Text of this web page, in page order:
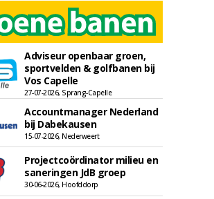
Adviseur openbaar groen,
sportvelden & golfbanen bij
Vos Capelle
27-07-2026, Sprang-Capelle
Accountmanager Nederland
bij Dabekausen
15-07-2026, Nederweert
Projectcoördinator milieu en
saneringen JdB groep
30-06-2026, Hoofddorp